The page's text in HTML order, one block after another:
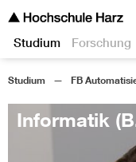
Studium Forschung
Studium FB
Informatik